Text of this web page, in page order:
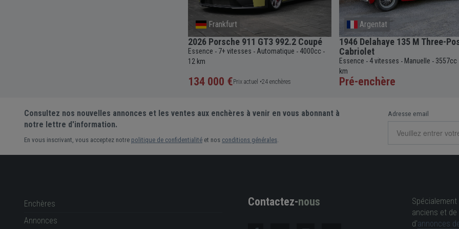
Frankfurt
2026 Porsche 911 GT3 992.2 Coupé
Essence - 7+ vitesses - Automatique - 4000cc -
12 km
134 000 €Prix actuel •24 enchères
Argentat
1946 Delahaye 135 M Three-
Cabriolet
Essence - 4 vitesses - Manuelle - 3557cc
km
Pré-enchère
Consultez nos nouvelles annonces et les ventes aux enchères à venir en vous abonnant à
notre lettre d'information.
En vous inscrivant, vous acceptez notre politique de confidentialité et nos conditions générales
Adresse email
Enchères
Annonces
Contactez-nous
anciens et
d'annonces